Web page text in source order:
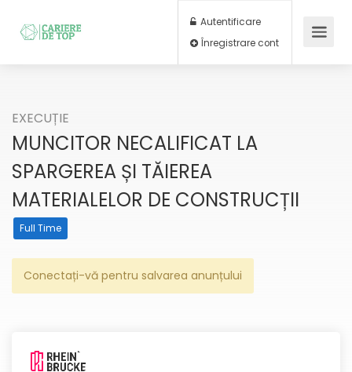
Autentificare
Înregistrare cont
EXECUȚIE
MUNCITOR NECALIFICAT LA
SPARGEREA ȘI TĂIEREA
MATERIALELOR DE CONSTRUCȚII
Full Time
Conectați-vă pentru salvarea anunțului